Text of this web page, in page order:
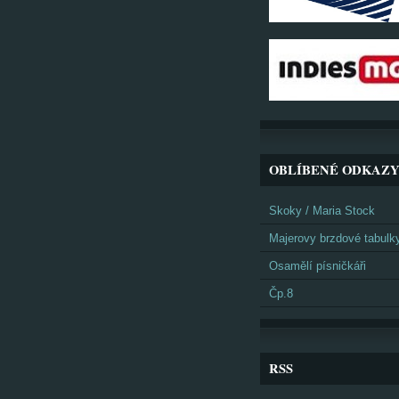
OBLÍBENÉ ODKAZY
Skoky / Maria Stock
Majerovy brzdové
Osamělí písničkáři
Čp.8
RSS